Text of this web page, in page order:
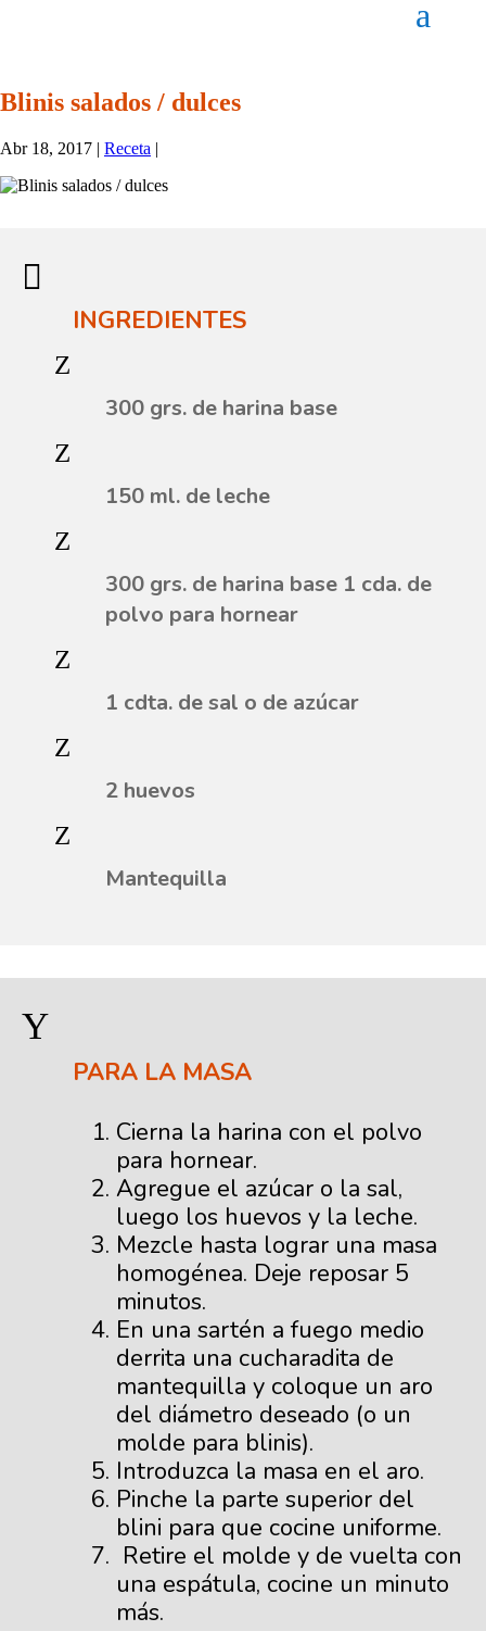
Blinis salados / dulces
Abr 18, 2017 | Receta |

INGREDIENTES
Z
300 grs. de harina base
Z
150 ml. de leche
Z
300 grs. de harina base 1 cda. de
polvo para hornear
Z
1 cdta. de sal o de azúcar
Z
2 huevos
Z
Mantequilla
Y
PARA LA MASA
Cierna la harina con el polvo
para hornear.
Agregue el azúcar o la sal,
luego los huevos y la leche.
Mezcle hasta lograr una masa
homogénea. Deje reposar 5
minutos.
En una sartén a fuego medio
derrita una cucharadita de
mantequilla y coloque un aro
del diámetro deseado (o un
molde para blinis).
Introduzca la masa en el aro.
Pinche la parte superior del
blini para que cocine uniforme.
Retire el molde y de vuelta con
una espátula, cocine un minuto
más.